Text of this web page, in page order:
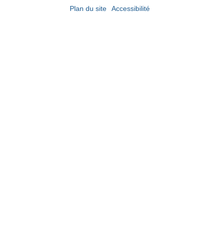
Plan du site Accessibilité